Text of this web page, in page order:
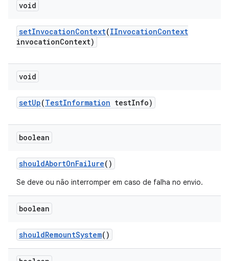
void
setInvocationContext(IInvocationContext
invocationContext)
void
setUp(TestInformation testInfo)
boolean
shouldAbortOnFailure()
Se deve ou não interromper em caso de falha no envio.
boolean
shouldRemountSystem()